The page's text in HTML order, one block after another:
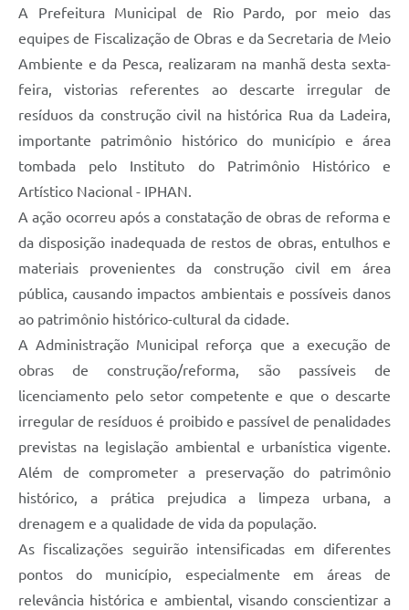
Legislação
Editais
Serviços Online
Telefones Úteis
Transparência
A Prefeitura Municipal de Rio Pardo, por meio das
equipes de Fiscalização de Obras e da Secretaria de Meio
Ambiente e da Pesca, realizaram na manhã desta sexta-
feira, vistorias referentes ao descarte irregular de
resíduos da construção civil na histórica Rua da Ladeira,
importante patrimônio histórico do município e área
tombada pelo Instituto do Patrimônio Histórico e
Artístico Nacional - IPHAN.
A ação ocorreu após a constatação de obras de reforma e
da disposição inadequada de restos de obras, entulhos e
materiais provenientes da construção civil em área
pública, causando impactos ambientais e possíveis danos
ao patrimônio histórico-cultural da cidade.
A Administração Municipal reforça que a execução de
obras de construção/reforma, são passíveis de
licenciamento pelo setor competente e que o descarte
irregular de resíduos é proibido e passível de penalidades
previstas na legislação ambiental e urbanística vigente.
Além de comprometer a preservação do patrimônio
histórico, a prática prejudica a limpeza urbana, a
drenagem e a qualidade de vida da população.
As fiscalizações seguirão intensificadas em diferentes
pontos do município, especialmente em áreas de
relevância histórica e ambiental, visando conscientizar a